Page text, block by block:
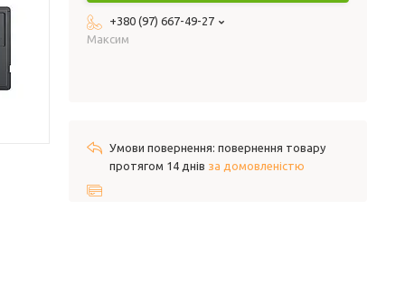
+380 (97) 667-49-27
Максим
повернення товару
протягом 14 днів за домовленістю